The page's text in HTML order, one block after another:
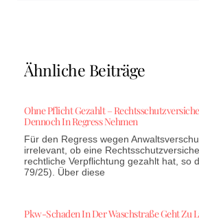
Ähnliche Beiträge
Ohne Pflicht Gezahlt –
Dennoch In Regress Nehmen
Für den Regress wegen
irrelevant, ob eine
rechtliche Verpflichtung gezahlt hat, so
79/25). Über diese
Pkw-Schaden In Der Waschstraße Geht Zu